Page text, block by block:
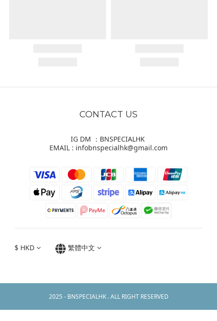
CONTACT US
IG DM ：BNSPECIALHK
EMAIL : infobnspecialhk@gmail.com
$ HKD 繁體中文
2025 - BNSPECIALHK . ALL RIGHT RESERVED